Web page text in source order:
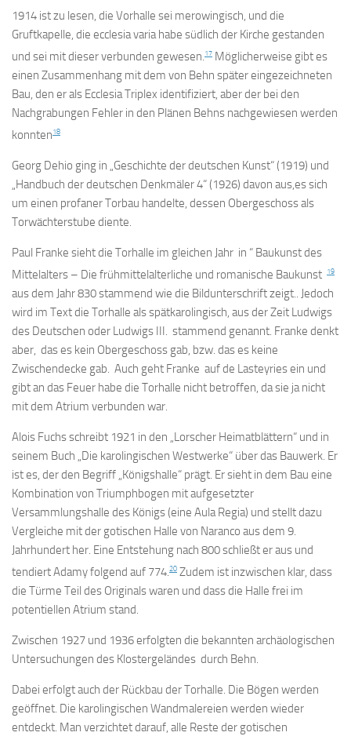
1914 ist zu lesen, die Vorhalle sei merowingisch, und die
Gruftkapelle, die ecclesia varia habe südlich der Kirche gestanden
und sei mit dieser verbunden gewesen.17 Möglicherweise gibt es
einen Zusammenhang mit dem von Behn später eingezeichneten
Bau, den er als Ecclesia Triplex identifiziert, aber der bei den
Nachgrabungen Fehler in den Plänen Behns nachgewiesen werden
konnten18
Georg Dehio ging in „Geschichte der deutschen Kunst“ (1919) und
„Handbuch der deutschen Denkmäler 4“ (1926) davon aus,es sich
um einen profaner Torbau handelte, dessen Obergeschoss als
Torwächterstube diente.
Paul Franke sieht die Torhalle im gleichen Jahr in “ Baukunst des
Mittelalters – Die frühmittelalterliche und romanische Baukunst
19
aus dem Jahr 830 stammend wie die Bildunterschrift zeigt.. Jedoch
wird im Text die Torhalle als spätkarolingisch, aus der Zeit Ludwigs
des Deutschen oder Ludwigs III. stammend genannt. Franke denkt
aber, das es kein Obergeschoss gab, bzw. das es keine
Zwischendecke gab. Auch geht Franke auf de Lasteyries ein und
gibt an das Feuer habe die Torhalle nicht betroffen, da sie ja nicht
mit dem Atrium verbunden war.
Alois Fuchs schreibt 1921 in den „Lorscher Heimatblättern“ und in
seinem Buch „Die karolingischen Westwerke“ über das Bauwerk. Er
ist es, der den Begriff „Königshalle“ prägt. Er sieht in dem Bau eine
Kombination von Triumphbogen mit aufgesetzter
Versammlungshalle des Königs (eine Aula Regia) und stellt dazu
Vergleiche mit der gotischen Halle von Naranco aus dem 9.
Jahrhundert her. Eine Entstehung nach 800 schließt er aus und
tendiert Adamy folgend auf 774.20 Zudem ist inzwischen klar, dass
die Türme Teil des Originals waren und dass die Halle frei im
potentiellen Atrium stand.
Zwischen 1927 und 1936 erfolgten die bekannten archäologischen
Untersuchungen des Klostergeländes durch Behn.
Dabei erfolgt auch der Rückbau der Torhalle. Die Bögen werden
geöffnet. Die karolingischen Wandmalereien werden wieder
entdeckt. Man verzichtet darauf, alle Reste der gotischen